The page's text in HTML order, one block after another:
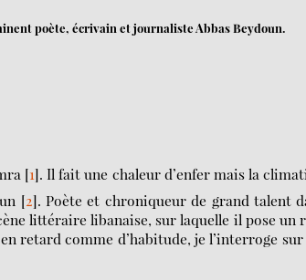
poète, écrivain et journaliste Abbas Beydoun.
[1]. Il fait une chaleur d’enfer mais la
[2]. Poète et chroniqueur de grand talent
littéraire libanaise, sur laquelle il pose un
retard comme d’habitude, je l’interroge